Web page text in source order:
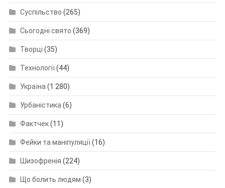
Суспільство (265)
Сьогодні свято (369)
Творці (35)
Технології(44)
Україна (1 280)
Урбаністика (6)
Фактчек(11)
Фейки та маніпуляції(16)
Шизофренія (224)
Що болить людям (3)